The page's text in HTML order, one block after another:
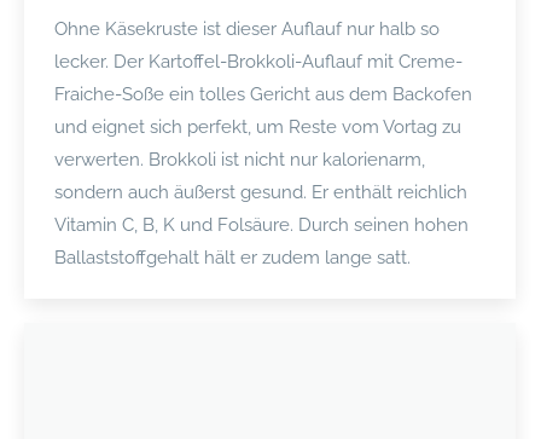
Ohne Käsekruste ist dieser Auflauf nur halb so
lecker. Der Kartoffel-Brokkoli-Auflauf mit Creme-
Fraiche-Soße ein tolles Gericht aus dem Backofen
und eignet sich perfekt, um Reste vom Vortag zu
verwerten. Brokkoli ist nicht nur kalorienarm,
sondern auch äußerst gesund. Er enthält reichlich
Vitamin C, B, K und Folsäure. Durch seinen hohen
Ballaststoffgehalt hält er zudem lange satt.